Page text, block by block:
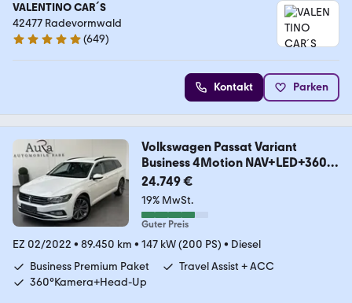
VALENTINO CAR´S
42477 Radevormwald
4.9 Sterne
(649)
Kontakt Parken
Volkswagen Passat Variant
Business 4Motion NAV+LED+360°
+ACC
24.749 €
19% MwSt.
Guter Preis
EZ 02/2022 • 89.450 km • 147 kW (200 PS) • Diesel
Business Premium Paket
Travel Assist + ACC
360°Kamera+Head-Up